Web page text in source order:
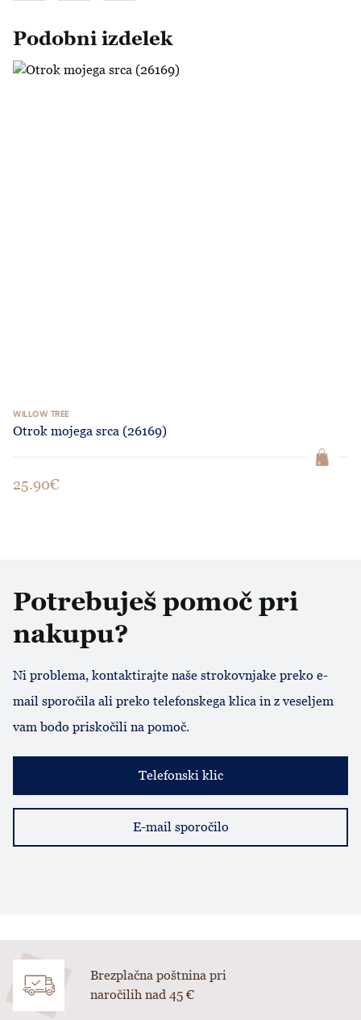
Podobni izdelek
Otrok mojega srca (26169)
WILLOW TREE
Otrok mojega srca (26169)
25.90€
Potrebuješ pomoč pri
nakupu?
Ni problema, kontaktirajte naše strokovnjake preko e-
mail sporočila ali preko telefonskega klica in z veseljem
vam bodo priskočili na pomoč.
Telefonski klic
E-mail sporočilo
Brezplačna poštnina pri
naročilih nad 45 €